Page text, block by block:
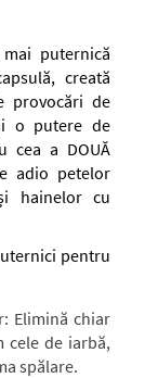
puternică
creată
provocări de
o putere de
cea a DOUĂ
adio petelor
hainelor cu
pentru
Elimină chiar
cele de iarbă,
spălare.